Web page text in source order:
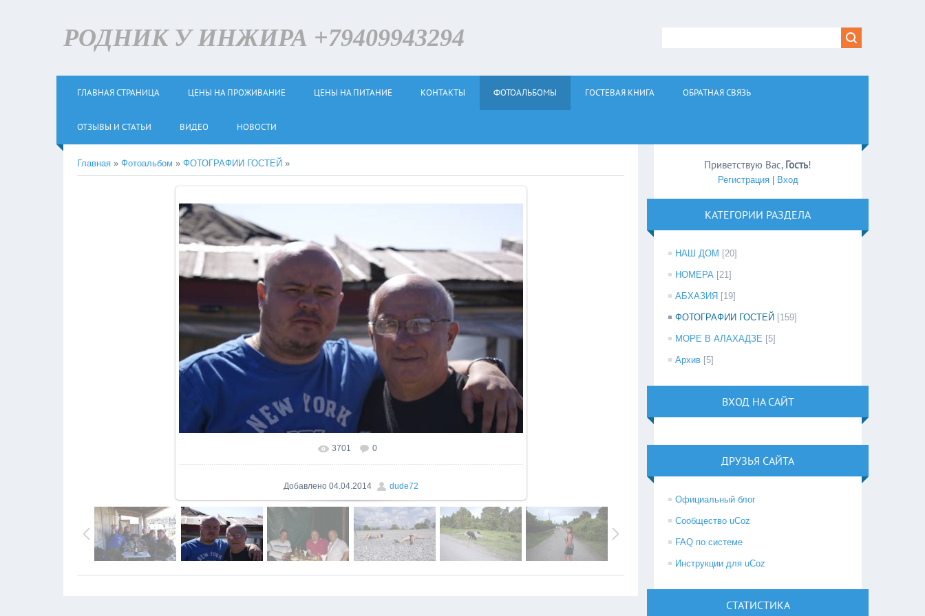
РОДНИК У ИНЖИРА +79409943294
ГЛАВНАЯ СТРАНИЦА ЦЕНЫ НА ПРОЖИВАНИЕ ЦЕНЫ НА ПИТАНИЕ КОНТАКТЫ ФОТОАЛЬБОМЫ ГОСТЕВАЯ КНИГА ОБРАТНАЯ СВЯЗЬ
ОТЗЫВЫ И СТАТЬИ ВИДЕО НОВОСТИ
Главная » Фотоальбом » ФОТОГРАФИИ ГОСТЕЙ »
В реальном размере 1600x1071
3701 0
Добавлено 04.04.2014 dude72
Приветствую Вас, Гость!
Регистрация| Вход
КАТЕГОРИИ РАЗДЕЛА
НАШ ДОМ [20]
НОМЕРА [21]
АБХАЗИЯ [19]
ФОТОГРАФИИ ГОСТЕЙ [159]
МОРЕ В АЛАХАДЗЕ [5]
Архив [5]
ВХОД НА САЙТ
ДРУЗЬЯ САЙТА
Официальный блог
Сообщество uCoz
FAQ по системе
Инструкции для uCoz
СТАТИСТИКА